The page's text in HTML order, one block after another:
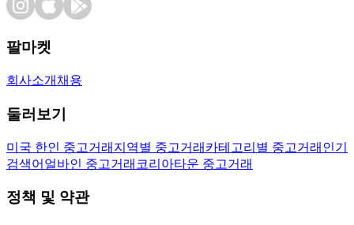
팔마켓
회사소개 채용
둘러보기
미국 한인 중고거래 지역별 중고거래 카테고리별 중고거래 인기
검색어 얼바인 중고거래 코리아타운 중고거래
정책 및 약관